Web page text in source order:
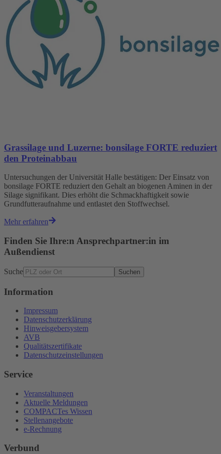
Grassilage und Luzerne: bonsilage FORTE reduziert
den Proteinabbau
Untersuchungen der Universität Halle bestätigen: Der Einsatz von
bonsilage FORTE reduziert den Gehalt an biogenen Aminen in der
Silage signifikant. Dies erhöht die Schmackhaftigkeit sowie
Grundfutteraufnahme und entlastet den Stoffwechsel.
Mehr erfahren
Finden Sie Ihre:n Ansprechpartner:in im
Außendienst
Suche Suchen
Information
Impressum
Datenschutzerklärung
Hinweisgebersystem
AVB
Qualitätszertifikate
Datenschutzeinstellungen
Service
Veranstaltungen
Aktuelle Meldungen
COMPACTes Wissen
Stellenangebote
e-Rechnung
Verbund